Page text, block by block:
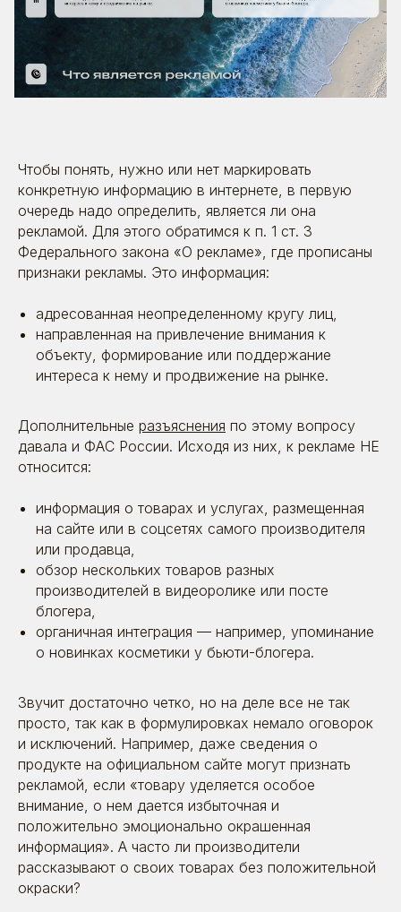
Чтобы понять, нужно или нет маркировать
конкретную информацию в интернете, в первую
очередь надо определить, является ли она
рекламой. Для этого обратимся к п. 1 ст. 3
Федерального закона «О рекламе», где прописаны
признаки рекламы. Это информация:
адресованная неопределенному кругу лиц,
направленная на привлечение внимания к
объекту, формирование или поддержание
интереса к нему и продвижение на рынке.
Дополнительные разъяснения по этому вопросу
давала и ФАС России. Исходя из них, к рекламе НЕ
относится:
информация о товарах и услугах, размещенная
на сайте или в соцсетях самого производителя
или продавца,
обзор нескольких товаров разных
производителей в видеоролике или посте
блогера,
органичная интеграция — например, упоминание
о новинках косметики у бьюти-блогера.
Звучит достаточно четко, но на деле все не так
просто, так как в формулировках немало оговорок
и исключений. Например, даже сведения о
продукте на официальном сайте могут признать
рекламой, если «товару уделяется особое
внимание, о нем дается избыточная и
положительно эмоционально окрашенная
информация». А часто ли производители
рассказывают о своих товарах без положительной
окраски?